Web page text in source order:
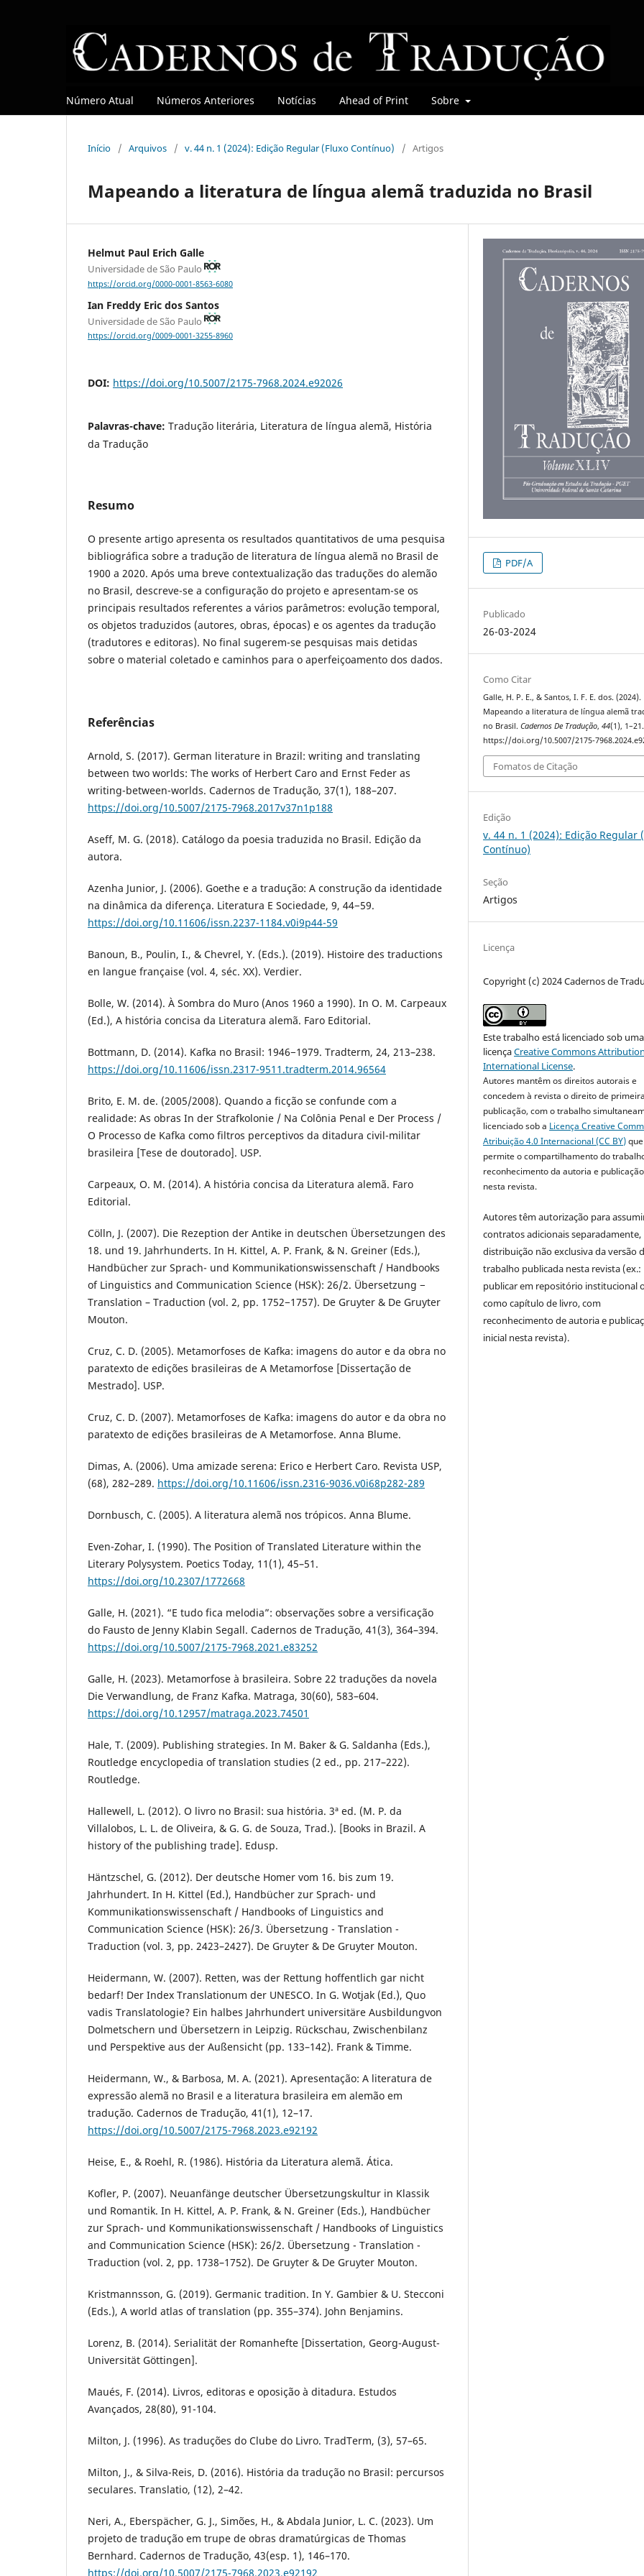
Número Atual Números Anteriores Notícias Ahead of Print Sobre
Início / Arquivos / v. 44 n. 1 (2024): Edição Regular (Fluxo Contínuo) / Artigos
Mapeando a literatura de língua alemã traduzida no Brasil
Helmut Paul Erich Galle
Universidade de São Paulo
https://orcid.org/0000-0001-8563-6080
Ian Freddy Eric dos Santos
Universidade de São Paulo
https://orcid.org/0009-0001-3255-8960
DOI: https://doi.org/10.5007/2175-7968.2024.e92026
Palavras-chave: Tradução literária, Literatura de língua alemã, História
da Tradução
Resumo
O presente artigo apresenta os resultados quantitativos de uma pesquisa
bibliográfica sobre a tradução de literatura de língua alemã no Brasil de
1900 a 2020. Após uma breve contextualização das traduções do alemão
no Brasil, descreve-se a configuração do projeto e apresentam-se os
principais resultados referentes a vários parâmetros: evolução temporal,
os objetos traduzidos (autores, obras, épocas) e os agentes da tradução
(tradutores e editoras). No final sugerem-se pesquisas mais detidas
sobre o material coletado e caminhos para o aperfeiçoamento dos dados.
Referências
Arnold, S. (2017). German literature in Brazil: writing and translating
between two worlds: The works of Herbert Caro and Ernst Feder as
writing-between-worlds. Cadernos de Tradução, 37(1), 188–207.
https://doi.org/10.5007/2175-7968.2017v37n1p188
Aseff, M. G. (2018). Catálogo da poesia traduzida no Brasil. Edição da
autora.
Azenha Junior, J. (2006). Goethe e a tradução: A construção da identidade
na dinâmica da diferença. Literatura E Sociedade, 9, 44−59.
https://doi.org/10.11606/issn.2237-1184.v0i9p44-59
Banoun, B., Poulin, I., & Chevrel, Y. (Eds.). (2019). Histoire des traductions
en langue française (vol. 4, séc. XX). Verdier.
Bolle, W. (2014). À Sombra do Muro (Anos 1960 a 1990). In O. M. Carpeaux
(Ed.), A história concisa da Literatura alemã. Faro Editorial.
Bottmann, D. (2014). Kafka no Brasil: 1946−1979. Tradterm, 24, 213–238.
https://doi.org/10.11606/issn.2317-9511.tradterm.2014.96564
Brito, E. M. de. (2005/2008). Quando a ficção se confunde com a
realidade: As obras In der Strafkolonie / Na Colônia Penal e Der Process /
O Processo de Kafka como filtros perceptivos da ditadura civil-militar
brasileira [Tese de doutorado]. USP.
Carpeaux, O. M. (2014). A história concisa da Literatura alemã. Faro
Editorial.
Cölln, J. (2007). Die Rezeption der Antike in deutschen Übersetzungen des
18. und 19. Jahrhunderts. In H. Kittel, A. P. Frank, & N. Greiner (Eds.),
Handbücher zur Sprach- und Kommunikationswissenschaft / Handbooks
of Linguistics and Communication Science (HSK): 26/2. Übersetzung −
Translation – Traduction (vol. 2, pp. 1752−1757). De Gruyter & De Gruyter
Mouton.
Cruz, C. D. (2005). Metamorfoses de Kafka: imagens do autor e da obra no
paratexto de edições brasileiras de A Metamorfose [Dissertação de
Mestrado]. USP.
Cruz, C. D. (2007). Metamorfoses de Kafka: imagens do autor e da obra no
paratexto de edições brasileiras de A Metamorfose. Anna Blume.
Dimas, A. (2006). Uma amizade serena: Erico e Herbert Caro. Revista USP,
(68), 282–289. https://doi.org/10.11606/issn.2316-9036.v0i68p282-289
Dornbusch, C. (2005). A literatura alemã nos trópicos. Anna Blume.
Even-Zohar, I. (1990). The Position of Translated Literature within the
Literary Polysystem. Poetics Today, 11(1), 45–51.
https://doi.org/10.2307/1772668
Galle, H. (2021). “E tudo fica melodia”: observações sobre a versificação
do Fausto de Jenny Klabin Segall. Cadernos de Tradução, 41(3), 364–394.
https://doi.org/10.5007/2175-7968.2021.e83252
Galle, H. (2023). Metamorfose à brasileira. Sobre 22 traduções da novela
Die Verwandlung, de Franz Kafka. Matraga, 30(60), 583–604.
https://doi.org/10.12957/matraga.2023.74501
Hale, T. (2009). Publishing strategies. In M. Baker & G. Saldanha (Eds.),
Routledge encyclopedia of translation studies (2 ed., pp. 217–222).
Routledge.
Hallewell, L. (2012). O livro no Brasil: sua história. 3ª ed. (M. P. da
Villalobos, L. L. de Oliveira, & G. G. de Souza, Trad.). [Books in Brazil. A
history of the publishing trade]. Edusp.
Häntzschel, G. (2012). Der deutsche Homer vom 16. bis zum 19.
Jahrhundert. In H. Kittel (Ed.), Handbücher zur Sprach- und
Kommunikationswissenschaft / Handbooks of Linguistics and
Communication Science (HSK): 26/3. Übersetzung - Translation -
Traduction (vol. 3, pp. 2423–2427). De Gruyter & De Gruyter Mouton.
Heidermann, W. (2007). Retten, was der Rettung hoffentlich gar nicht
bedarf! Der Index Translationum der UNESCO. In G. Wotjak (Ed.), Quo
vadis Translatologie? Ein halbes Jahrhundert universitäre Ausbildungvon
Dolmetschern und Übersetzern in Leipzig. Rückschau, Zwischenbilanz
und Perspektive aus der Außensicht (pp. 133–142). Frank & Timme.
Heidermann, W., & Barbosa, M. A. (2021). Apresentação: A literatura de
expressão alemã no Brasil e a literatura brasileira em alemão em
tradução. Cadernos de Tradução, 41(1), 12–17.
https://doi.org/10.5007/2175-7968.2023.e92192
Heise, E., & Roehl, R. (1986). História da Literatura alemã. Ática.
Kofler, P. (2007). Neuanfänge deutscher Übersetzungskultur in Klassik
und Romantik. In H. Kittel, A. P. Frank, & N. Greiner (Eds.), Handbücher
zur Sprach- und Kommunikationswissenschaft / Handbooks of Linguistics
and Communication Science (HSK): 26/2. Übersetzung - Translation -
Traduction (vol. 2, pp. 1738–1752). De Gruyter & De Gruyter Mouton.
Kristmannsson, G. (2019). Germanic tradition. In Y. Gambier & U. Stecconi
(Eds.), A world atlas of translation (pp. 355–374). John Benjamins.
Lorenz, B. (2014). Serialität der Romanhefte [Dissertation, Georg-August-
Universität Göttingen].
Maués, F. (2014). Livros, editoras e oposição à ditadura. Estudos
Avançados, 28(80), 91-104.
Milton, J. (1996). As traduções do Clube do Livro. TradTerm, (3), 57–65.
Milton, J., & Silva-Reis, D. (2016). História da tradução no Brasil: percursos
seculares. Translatio, (12), 2–42.
Neri, A., Eberspächer, G. J., Simões, H., & Abdala Junior, L. C. (2023). Um
projeto de tradução em trupe de obras dramatúrgicas de Thomas
Bernhard. Cadernos de Tradução, 43(esp. 1), 146–170.
https://doi.org/10.5007/2175-7968.2023.e92192
PDF/A
Publicado
26-03-2024
Como Citar
Galle, H. P. E., & Santos, I. F. E. dos. (2024).
Mapeando a literatura de língua alemã
no Brasil.Cadernos De Tradução,44(1), 1–21.
https://doi.org/10.5007/2175-
Fomatos de Citação
Edição
v. 44 n. 1 (2024): Edição Regular
Contínuo)
Seção
Artigos
Licença
Copyright (c) 2024 Cadernos de
Este trabalho está licenciado sob uma
licençaCreative Commons
International License.
Autores mantêm os direitos autorais e
concedem à revista o direito de
publicação, com o trabalho
licenciado sob a Licença Creative
Atribuição 4.0 Internacional (CC BY)que
permite o compartilhamento do
reconhecimento da autoria e
nesta revista.
Autores têm autorização para
contratos adicionais separadamente,
distribuição não exclusiva da versão
trabalho publicada nesta revista (ex.:
publicar em repositório institucional
como capítulo de livro, com
reconhecimento de autoria e
inicial nesta revista).